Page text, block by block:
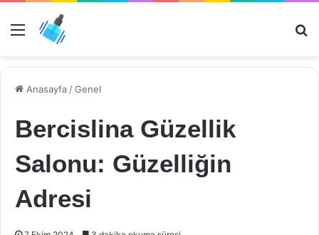
Menü
Anasayfa /Genel
Bercislina Güzellik
Salonu: Güzelliğin
Adresi